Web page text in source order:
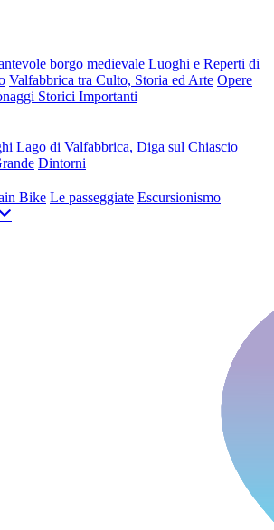
borgo medievale Luoghi e Reperti di
Valfabbrica tra Culto, Storia ed Arte Opere
Storici Importanti
Lago di Valfabbrica, Diga sul Chiascio
Dintorni
Bike Le passeggiate Escursionismo